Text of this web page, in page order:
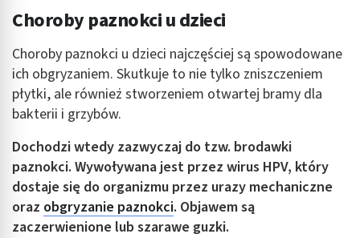
Choroby paznokci u dzieci
Choroby paznokci u dzieci najczęściej są spowodowane
ich obgryzaniem. Skutkuje to nie tylko zniszczeniem
płytki, ale również stworzeniem otwartej bramy dla
bakterii i grzybów.
Dochodzi wtedy zazwyczaj do tzw. brodawki
paznokci. Wywoływana jest przez wirus HPV, który
dostaje się do organizmu przez urazy mechaniczne
oraz obgryzanie paznokci. Objawem są
zaczerwienione lub szarawe guzki.